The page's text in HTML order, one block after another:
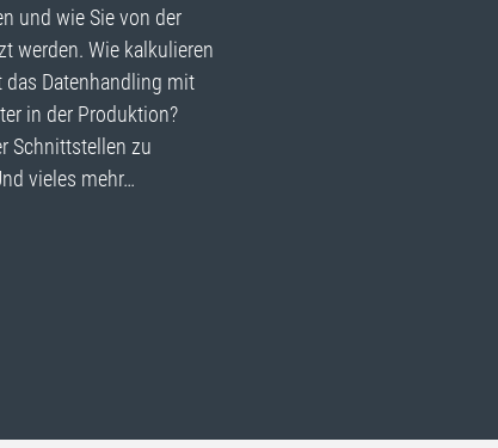
und wie Sie von der
werden. Wie kalkulieren
Datenhandling mit
in der Produktion?
Schnittstellen zu
vieles mehr…